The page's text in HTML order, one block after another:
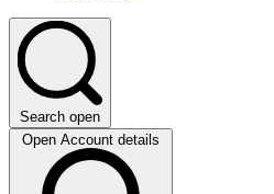
Search open
Open Account details